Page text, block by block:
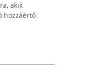
akik
hozzáértő